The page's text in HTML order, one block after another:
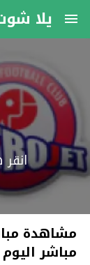
يلا
مشاهدة
مباشر اليوم 4-5-2026 قمة استاد الإسكندرية